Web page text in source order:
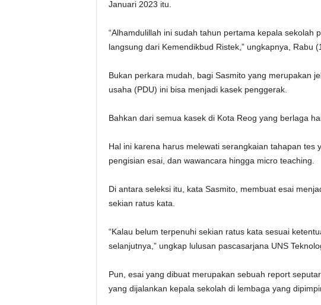
Januari 2023 itu.
“Alhamdulillah ini sudah tahun pertama kepala sekolah
langsung dari Kemendikbud Ristek,” ungkapnya, Rabu
Bukan perkara mudah, bagi Sasmito yang merupakan
usaha (PDU) ini bisa menjadi kasek penggerak.
Bahkan dari semua kasek di Kota Reog yang berlaga
Hal ini karena harus melewati serangkaian tahapan tes
pengisian esai, dan wawancara hingga micro teaching.
Di antara seleksi itu, kata Sasmito, membuat esai
sekian ratus kata.
“Kalau belum terpenuhi sekian ratus kata sesuai
selanjutnya,” ungkap lulusan pascasarjana UNS
Pun, esai yang dibuat merupakan sebuah report
yang dijalankan kepala sekolah di lembaga yang